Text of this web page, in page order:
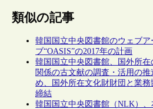
類似の記事
韓国国立中央図書館のウェブア
ブ“OASIS”の2017年の計画
韓国国立中央図書館、国外所在
関係の古文献の調査・活用の推
め、国外所在文化財財団と業務
締結
韓国国立中央図書館（NLK）、